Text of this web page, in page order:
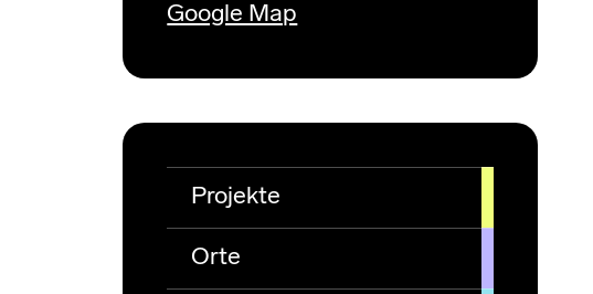
Google Map
Projekte
Orte